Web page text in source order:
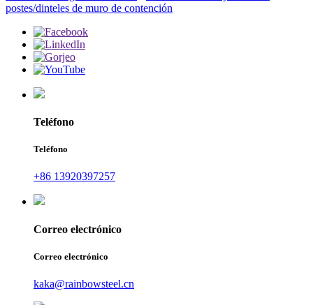
postes/dinteles de muro de contención
Teléfono
Teléfono
+86 13920397257
Correo electrónico
Correo electrónico
kaka@rainbowsteel.cn